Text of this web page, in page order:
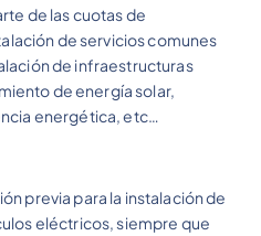
de las cuotas de
de servicios comunes
de infraestructuras
de energía solar,
energética, etc…
previa para la instalación de
eléctricos, siempre que